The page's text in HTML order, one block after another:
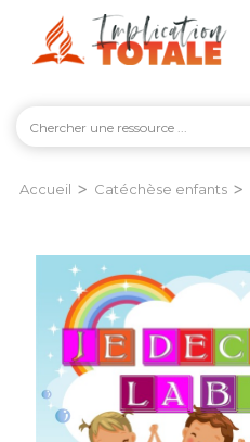
Accueil > Catéchèse enfants >